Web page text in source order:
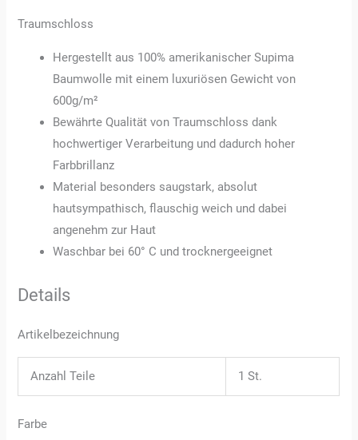
Traumschloss
Hergestellt aus 100% amerikanischer Supima
Baumwolle mit einem luxuriösen Gewicht von
600g/m²
Bewährte Qualität von Traumschloss dank
hochwertiger Verarbeitung und dadurch hoher
Farbbrillanz
Material besonders saugstark, absolut
hautsympathisch, flauschig weich und dabei
angenehm zur Haut
Waschbar bei 60° C und trocknergeeignet
Details
Artikelbezeichnung
Anzahl Teile 1 St.
Farbe